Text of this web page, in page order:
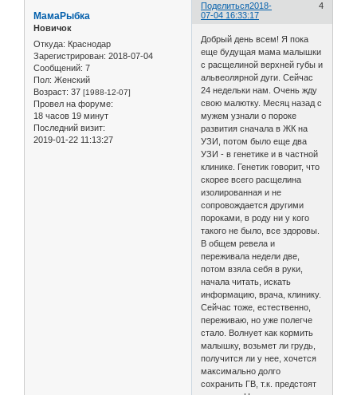
Поделиться 4
2018-
07-04 16:33:17
МамаРыбка
Новичок
Откуда: Краснодар
Зарегистрирован: 2018-07-04
Сообщений: 7
Пол: Женский
Возраст: 37 [1988-12-07]
Провел на форуме:
18 часов 19 минут
Последний визит:
2019-01-22 11:13:27
Добрый день всем! Я пока
еще будущая мама малышки
с расщелиной верхней губы и
альвеолярной дуги. Сейчас
24 недельки нам. Очень жду
свою малютку. Месяц назад с
мужем узнали о пороке
развития сначала в ЖК на
УЗИ, потом было еще два
УЗИ - в генетике и в частной
клинике. Генетик говорит, что
скорее всего расщелина
изолированная и не
сопровождается другими
пороками, в роду ни у кого
такого не было, все здоровы.
В общем ревела и
переживала недели две,
потом взяла себя в руки,
начала читать, искать
информацию, врача, клинику.
Сейчас тоже, естественно,
переживаю, но уже полегче
стало. Волнует как кормить
малышку, возьмет ли грудь,
получится ли у нее, хочется
максимально долго
сохранить ГВ, т.к. предстоят